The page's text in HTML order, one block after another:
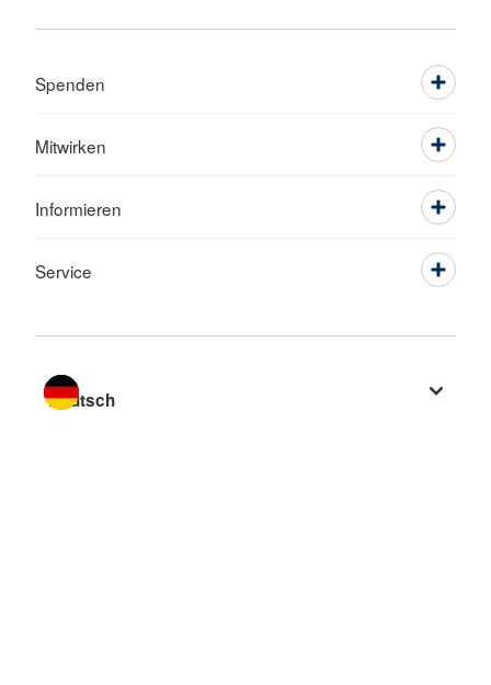
Spenden
Mitwirken
Informieren
Service
Sprache wechseln zu